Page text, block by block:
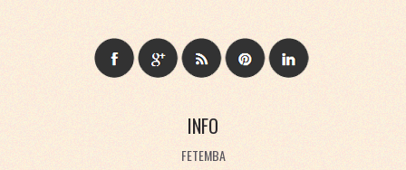
INFO
FETEMBA